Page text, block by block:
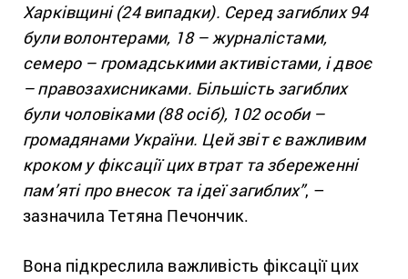
Харківщині (24 випадки). Серед загиблих 94
були волонтерами, 18 – журналістами,
семеро – громадськими активістами, і двоє
– правозахисниками. Більшість загиблих
були чоловіками (88 осіб), 102 особи –
громадянами України. Цей звіт є важливим
кроком у фіксації цих втрат та збереженні
пам’яті про внесок та ідеї загиблих”, –
зазначила Тетяна Печончик.
Вона підкреслила важливість фіксації цих